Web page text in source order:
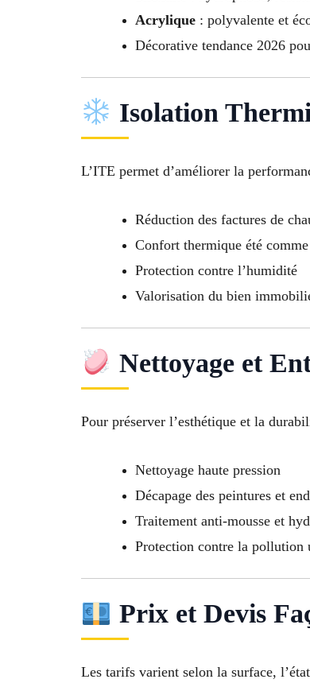
Acrylique : polyvalente et
Décorative tendance 2026
Isolation
L’ITE permet d’améliorer la
Réduction des factures de
Confort thermique été
Protection contre l’humidité
Valorisation du bien
Nettoyage et
Pour préserver l’esthétique et la
Nettoyage haute pression
Décapage des peintures et
Traitement anti-mousse et
Protection contre la pollution
Prix et Devis
Les tarifs varient selon la surface,